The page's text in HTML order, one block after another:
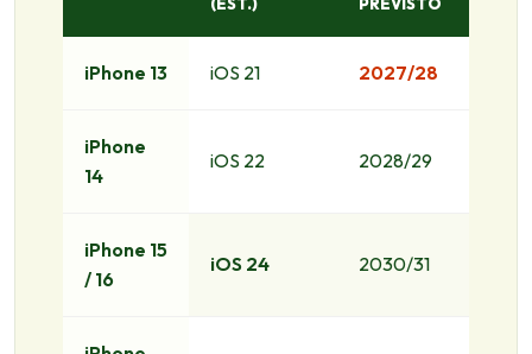
iPhone 13 iOS 21 2027/28
iPhone
14
iOS 22 2028/29
iPhone 15
/ 16
iOS 24 2030/31